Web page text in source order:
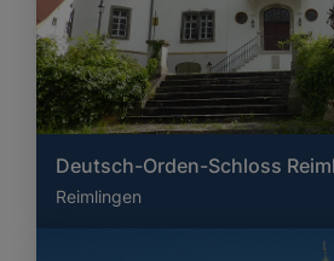
Deutsch-Orden-Schloss
Reimlingen